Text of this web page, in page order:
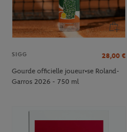
SIGG 28,00 €
Gourde officielle joueur•se Roland-
Garros 2026 - 750 ml